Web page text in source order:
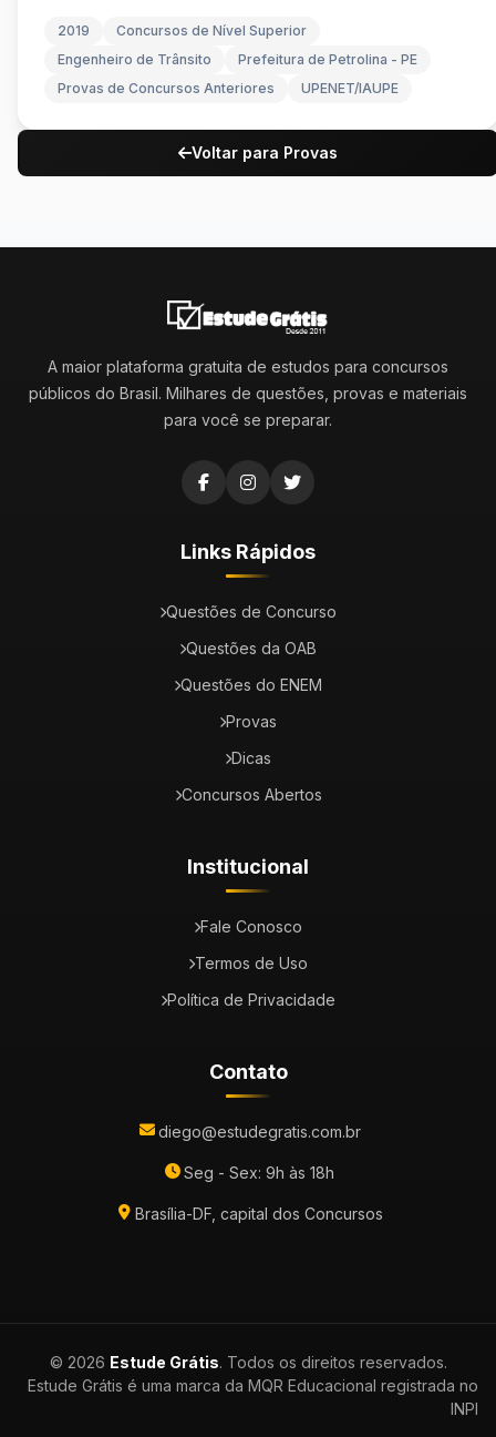
2019
Concursos de Nível Superior
Engenheiro de Trânsito
Prefeitura de Petrolina - PE
Provas de Concursos Anteriores
UPENET/IAUPE
Voltar para Provas
A maior plataforma gratuita de estudos para concursos
públicos do Brasil. Milhares de questões, provas e materiais
para você se preparar.
Links Rápidos
Questões de Concurso
Questões da OAB
Questões do ENEM
Provas
Dicas
Concursos Abertos
Institucional
Fale Conosco
Termos de Uso
Política de Privacidade
Contato
diego@estudegratis.com.br
Seg - Sex: 9h às 18h
Brasília-DF, capital dos Concursos
© 2026 Estude Grátis. Todos os direitos reservados.
Estude Grátis é uma marca da MQR Educacional registrada no
INPI